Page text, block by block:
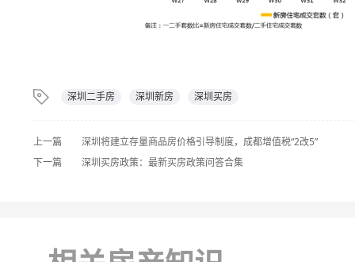
深圳二手房 深圳新房 深圳买房
上一篇
深圳将建立存量商品房价格引导制度，成都增值税“2改5”
下一篇
深圳买房政策：最新买房政策问答合集